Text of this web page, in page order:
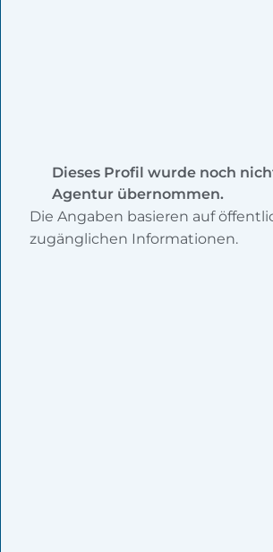
Dieses Profil wurde noch
Agentur übernommen.
Die Angaben basieren auf
zugänglichen Informationen.